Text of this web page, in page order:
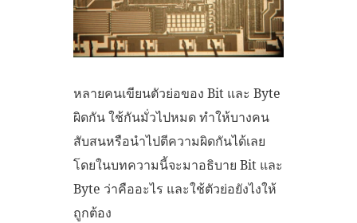
หลายคนเขียนตัวย่อของ Bit และ Byte
ผิดกัน ใช้กันมั่วไปหมด ทำให้บางคน
สับสนหรือนำไปตีความผิดกันได้เลย
โดยในบทความนี้จะมาอธิบาย Bit และ
Byte ว่าคืออะไร และใช้ตัวย่อยังไงให้
ถูกต้อง